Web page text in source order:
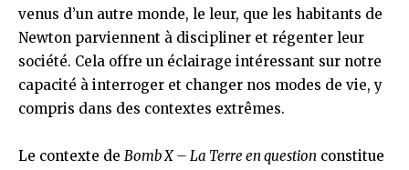
venus d’un autre monde, le leur, que les habitants de
Newton parviennent à discipliner et régenter leur
société. Cela offre un éclairage intéressant sur notre
capacité à interroger et changer nos modes de vie, y
compris dans des contextes extrêmes.
Le contexte de Bomb X – La Terre en question constitue